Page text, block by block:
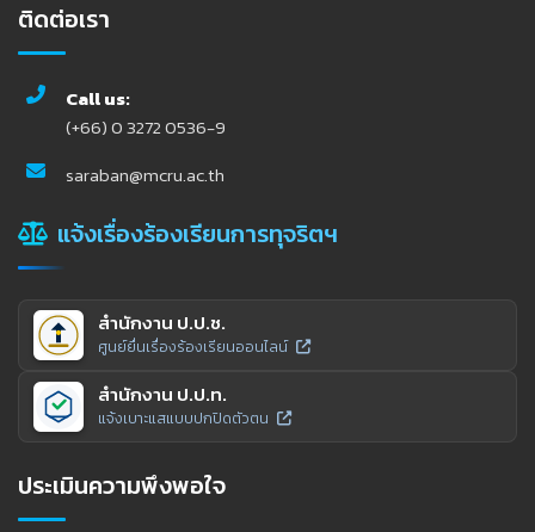
ติดต่อเรา
Call us:
(+66) 0 3272 0536-9
saraban@mcru.ac.th
แจ้งเรื่องร้องเรียนการทุจริตฯ
สำนักงาน ป.ป.ช.
ศูนย์ยื่นเรื่องร้องเรียนออนไลน์
สำนักงาน ป.ป.ท.
แจ้งเบาะแสแบบปกปิดตัวตน
ประเมินความพึงพอใจ